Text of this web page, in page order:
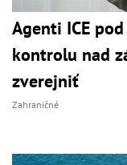
Agenti ICE
kontrolu nad
zverejniť
Zahraničné